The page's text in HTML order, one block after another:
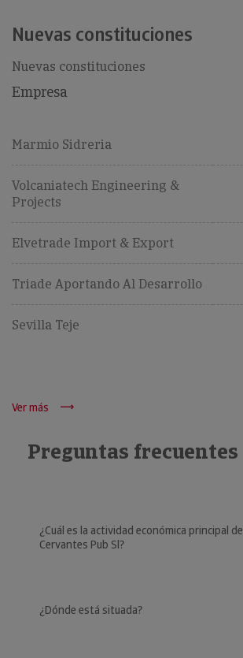
Nuevas constituciones
Nuevas constituciones
Empresa
Marmio Sidreria
Volcaniatech Engineering &
Projects
Elvetrade Import & Export
Triade Aportando Al Desarrollo
Sevilla Teje
Ver más
Preguntas frecuentes
¿Cuál es la actividad económica principal de
Cervantes Pub Sl?
¿Dónde está situada?